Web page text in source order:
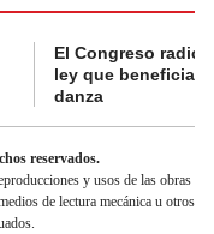
El Congreso
ley que beneficia
danza
reservados.
y usos de las obras
de lectura mecánica u otros